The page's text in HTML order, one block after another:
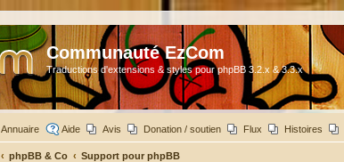
Communauté EzCom
Traductions d'extensions & styles pour phpBB 3.2.x & 3.3.x
Annuaire Aide Avis Donation / soutien Flux Histoires
phpBB & Co Support pour phpBB